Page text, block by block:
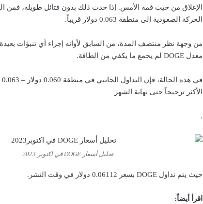
الإغلاق من حيث قمة الأمس. إذا حدث ذلك بدون فتائل طويلة، فمن
الحركة الصعودية إلى منطقة 0.063 دولار قريباً.
من وجهة نظر منتصف المدة، من السابق لأوانه إجراء أي تنبؤات
معدل DOGE لم يجمع ما يكفي من الطاقة.
الأكثر ترجيحاً حتى نهاية الشهر
.
تحليل أسعار DOGE في اكتوبر 2023
حيث يتم تداول DOGE بسعر 0.06112 دولار في وقت النشر.
اقرأ أيضاً: